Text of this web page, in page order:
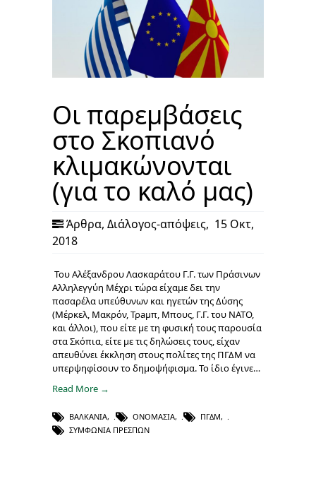
Οι παρεμβάσεις
στο Σκοπιανό
κλιμακώνονται
(για το καλό μας)
Άρθρα, Διάλογος-απόψεις, 15 Οκτ,
2018
Του Αλέξανδρου Λασκαράτου Γ.Γ. των Πράσινων
Αλληλεγγύη Μέχρι τώρα είχαμε δει την
πασαρέλα υπεύθυνων και ηγετών της Δύσης
(Μέρκελ, Μακρόν, Τρaμπ, Μπους, Γ.Γ. του ΝΑΤΟ,
και άλλοι), που είτε με τη φυσική τους παρουσία
στα Σκόπια, είτε με τις δηλώσεις τους, είχαν
απευθύνει έκκληση στους πολίτες της ΠΓΔΜ να
υπερψηφίσουν το δημοψήφισμα. Το ίδιο έγινε…
Read More →
ΒΑΛΚΆΝΙΑ, ΟΝΟΜΑΣΊΑ, ΠΓΔΜ,
ΣΥΜΦΩΝΊΑ ΠΡΕΣΠΏΝ